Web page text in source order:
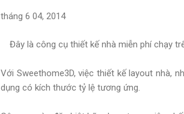
tháng 6 04, 2014
Đây là công cụ thiết kế nhà miễn phí chạy
Với Sweethome3D, việc thiết kế layout nhà,
dụng có kích thước tỷ lệ tương ứng.